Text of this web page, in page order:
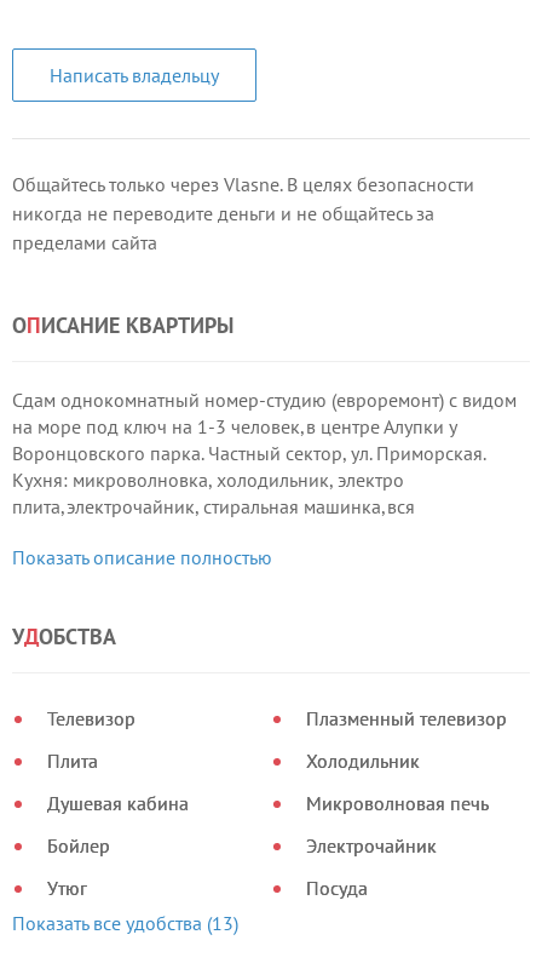
Написать владельцу
Общайтесь только через Vlasne. В целях безопасности
никогда не переводите деньги и не общайтесь за
пределами сайта
ОПИСАНИЕ КВАРТИРЫ
Сдам однокомнатный номер-студию (евроремонт) с видом
на море под ключ на 1-3 человек,в центре Алупки у
Воронцовского парка. Частный сектор, ул. Приморская.
Кухня: микроволновка, холодильник, электро
плита,электрочайник, стиральная машинка,вся
Санузел: душ, туалет,раковина,горячая и холодная вода,
Показать описание полностью
УДОБСТВА
Телевизор
Плита
Душевая кабина
Бойлер
Утюг
Плазменный телевизор
Холодильник
Микроволновая печь
Электрочайник
Посуда
Показать все удобства (13)